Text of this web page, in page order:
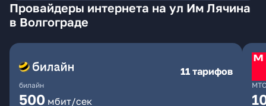
Провайдеры интернета на ул Им Лячина
в Волгограде
билайн
11 тарифов
500 мбит/сек
МТС